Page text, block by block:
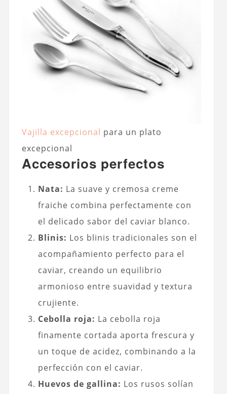
Vajilla excepcional para un plato
excepcional
Accesorios perfectos
Nata: La suave y cremosa creme
fraiche combina perfectamente con
el delicado sabor del caviar blanco.
Blinis: Los blinis tradicionales son el
acompañamiento perfecto para el
caviar, creando un equilibrio
armonioso entre suavidad y textura
crujiente.
Cebolla roja: La cebolla roja
finamente cortada aporta frescura y
un toque de acidez, combinando a la
perfección con el caviar.
Huevos de gallina: Los rusos solían